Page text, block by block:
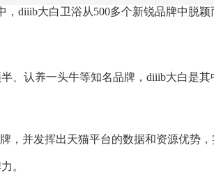
diiib大白卫浴从500多个新锐品牌中脱
认养一头牛等知名品牌，diiib大白是其
并发挥出天猫平台的数据和资源优势，
。